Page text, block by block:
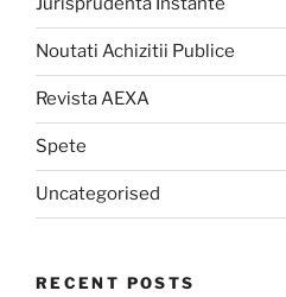
Noutati Achizitii Publice
Revista AEXA
Spete
Uncategorised
RECENT POSTS